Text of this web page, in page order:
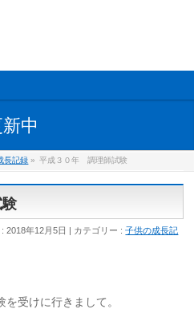
中
長記録 » 平成３０年 調理師試験
2018年12月5日 カテゴリー :子供の成長記
受けに行きまして。